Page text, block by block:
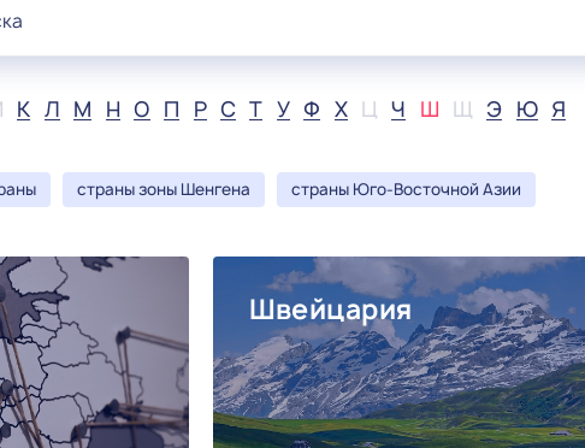
К Л М Н О П Р С Т У Ф Х Ц Ч Ш Щ Э Ю Я
страны зоны Шенгена страны Юго-Восточной Азии
Швейцария